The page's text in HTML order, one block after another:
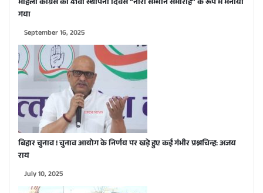
महिला कांग्रेस का 41वां स्थापना दिवस “नारी सम्मान समारोह” के रूप में मनाया
गया
September 16, 2025
बिहार चुनाव ! चुनाव आयोग के निर्णय पर खड़े हुए कई गंभीर प्रश्नचिन्ह: अजय
राय
July 10, 2025